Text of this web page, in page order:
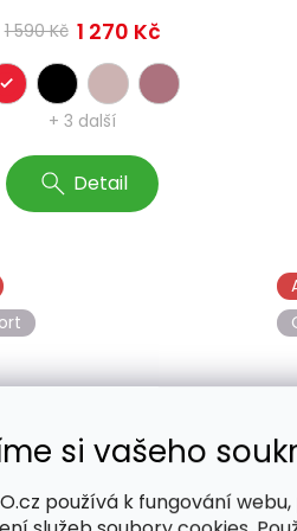
si vašeho
používá k fungování
1 590 Kč 1 270 Kč
Detail
+ 3 další
–13 %
kufr BERTOO